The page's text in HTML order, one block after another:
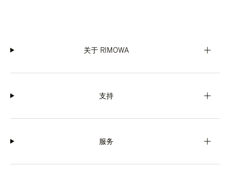
关于 RIMOWA
支持
服务